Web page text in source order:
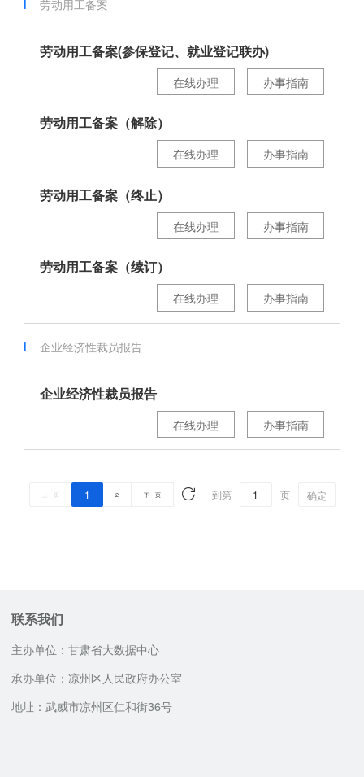
劳动用工备案
劳动用工备案(参保登记、就业登记联办)
办事指南
在线办理
劳动用工备案（解除）
办事指南
在线办理
劳动用工备案（终止）
办事指南
在线办理
劳动用工备案（续订）
办事指南
在线办理
企业经济性裁员报告
企业经济性裁员报告
办事指南
在线办理
上一页 1 2 下一页 到第 页 确定
联系我们
主办单位：甘肃省大数据中心
承办单位：凉州区人民政府办公室
地址：武威市凉州区仁和街36号